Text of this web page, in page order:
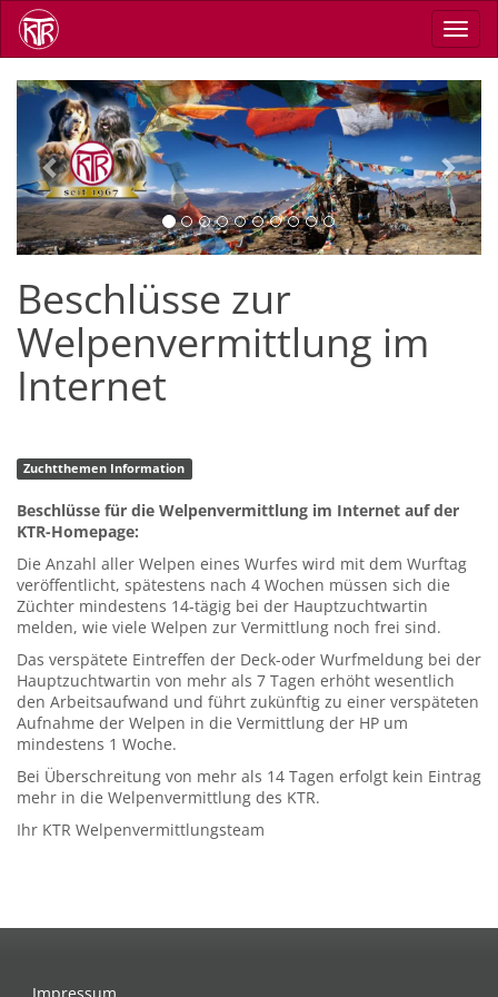
Direkt
zum
Inhalt
Previous Next
Beschlüsse zur
Welpenvermittlung im
Internet
Zuchtthemen Information
Beschlüsse für die Welpenvermittlung im Internet auf der
KTR-Homepage:
Die Anzahl aller Welpen eines Wurfes wird mit dem Wurftag
veröffentlicht, spätestens nach 4 Wochen müssen sich die
Züchter mindestens 14-tägig bei der Hauptzuchtwartin
melden, wie viele Welpen zur Vermittlung noch frei sind.
Das verspätete Eintreffen der Deck-oder Wurfmeldung bei der
Hauptzuchtwartin von mehr als 7 Tagen erhöht wesentlich
den Arbeitsaufwand und führt zukünftig zu einer verspäteten
Aufnahme der Welpen in die Vermittlung der HP um
mindestens 1 Woche.
Bei Überschreitung von mehr als 14 Tagen erfolgt kein Eintrag
mehr in die Welpenvermittlung des KTR.
Ihr KTR Welpenvermittlungsteam